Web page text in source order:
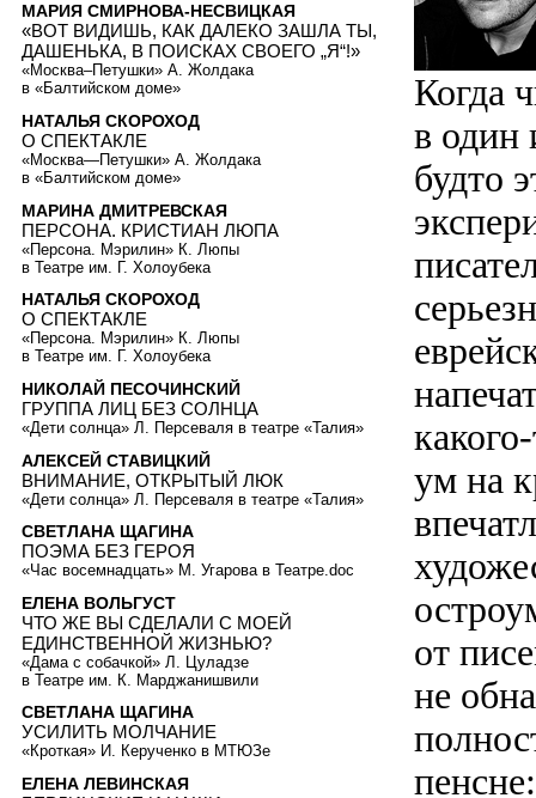
Когда
в один
будто
ум на
от
не
МАРИЯ СМИРНОВА-НЕСВИЦКАЯ
«ВОТ ВИДИШЬ, КАК ДАЛЕКО ЗАШЛА ТЫ,
ДАШЕНЬКА, В ПОИСКАХ СВОЕГО „Я“!»
«Москва–Петушки» А. Жолдака
в «Балтийском доме»
НАТАЛЬЯ СКОРОХОД
О СПЕКТАКЛЕ
«Москва—Петушки» А. Жолдака
в «Балтийском доме»
МАРИНА ДМИТРЕВСКАЯ
ПЕРСОНА. КРИСТИАН ЛЮПА
«Персона. Мэрилин» К. Люпы
в Театре им. Г. Холоубека
НАТАЛЬЯ СКОРОХОД
О СПЕКТАКЛЕ
«Персона. Мэрилин» К. Люпы
в Театре им. Г. Холоубека
НИКОЛАЙ ПЕСОЧИНСКИЙ
ГРУППА ЛИЦ БЕЗ СОЛНЦА
«Дети солнца» Л. Персеваля в театре «Талия»
АЛЕКСЕЙ СТАВИЦКИЙ
ВНИМАНИЕ, ОТКРЫТЫЙ ЛЮК
«Дети солнца» Л. Персеваля в театре «Талия»
СВЕТЛАНА ЩАГИНА
ПОЭМА БЕЗ ГЕРОЯ
«Час восемнадцать» М. Угарова в Театре.doc
ЕЛЕНА ВОЛЬГУСТ
ЧТО ЖЕ ВЫ СДЕЛАЛИ С МОЕЙ
ЕДИНСТВЕННОЙ ЖИЗНЬЮ?
«Дама с собачкой» Л. Цуладзе
в Театре им. К. Марджанишвили
СВЕТЛАНА ЩАГИНА
УСИЛИТЬ МОЛЧАНИЕ
«Кроткая» И. Керученко в МТЮЗе
ЕЛЕНА ЛЕВИНСКАЯ